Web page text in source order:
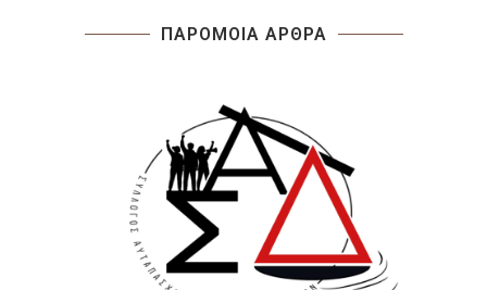
ΠΑΡΟΜΟΙΑ ΑΡΘΡΑ